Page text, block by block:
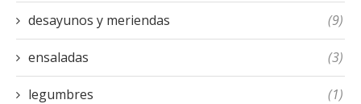
desayunos y meriendas (9)
ensaladas (3)
legumbres (1)